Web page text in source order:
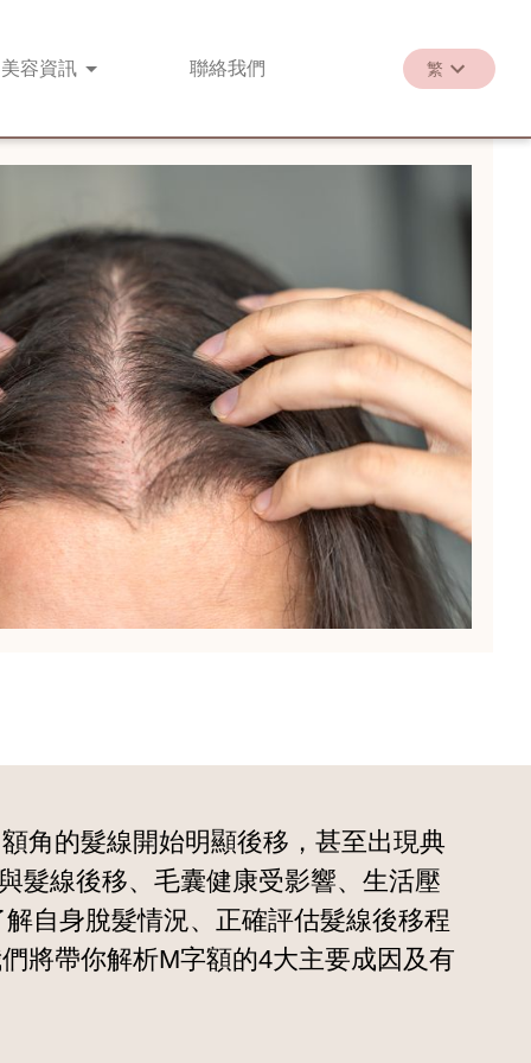
美容資訊 聯絡我們 繁
角的髮線開始明顯後移，甚至出現典
髮線後移、毛囊健康受影響、生活壓
自身脫髮情況、正確評估髮線後移程
將帶你解析M字額的4大主要成因及有